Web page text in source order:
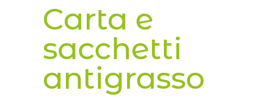
Carta e
sacchetti
antigrasso